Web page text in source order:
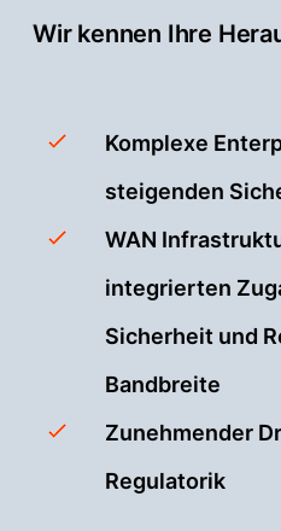
Wir kennen Ihre
Komplexe
steigenden
WAN
integrierten
Sicherheit und
Bandbreite
Zunehmender
Regulatorik